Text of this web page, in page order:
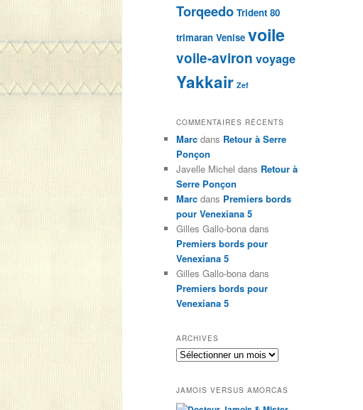
Torqeedo Trident 80
trimaran Venise voile
voile-aviron voyage
Yakkair Zef
COMMENTAIRES RÉCENTS
Marc dans Retour à Serre
Ponçon
Javelle Michel dans Retour à
Serre Ponçon
Marc dans Premiers bords
pour Venexiana 5
Gilles Gallo-bona dans
Premiers bords pour
Venexiana 5
Gilles Gallo-bona dans
Premiers bords pour
Venexiana 5
ARCHIVES
Archives
JAMOIS VERSUS AMORCAS